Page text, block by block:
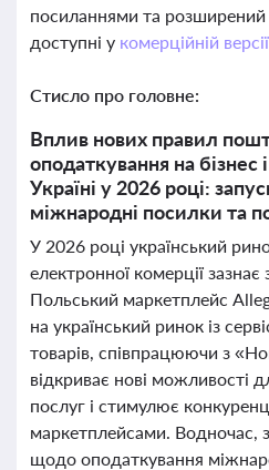
посиланнями та розширений
доступні у комерційній
Стисло про головне:
Вплив нових правил
оподаткування на бізнес
Україні у 2026 році:
міжнародні посилки та
У 2026 році український
електронної комерції зазнає
Польський маркетплейс
на український ринок із
товарів, співпрацюючи з
відкриває нові можливості
послуг і стимулює
маркетплейсами. Водночас,
щодо оподаткування